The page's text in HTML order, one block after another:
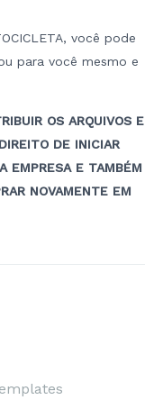
você pode
para você mesmo e
OS ARQUIVOS E
DE INICIAR
EMPRESA E TAMBÉM
NOVAMENTE EM